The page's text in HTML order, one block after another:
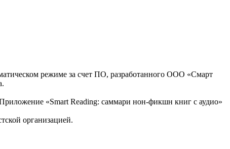
режиме за счет ПО, разработанного ООО «Смарт
«Smart Reading: саммари нон-фикшн книг с аудио»
организацией.